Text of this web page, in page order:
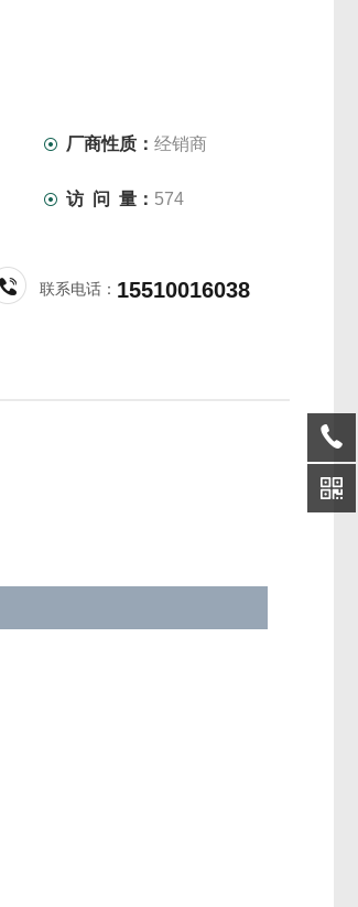
厂商性质：经销商
访 问 量： 574
联系电话： 15510016038